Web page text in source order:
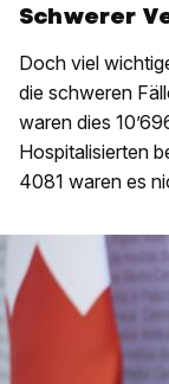
Schwerer
Doch viel
die schweren
waren dies
Hospitalisierten
4081 waren es